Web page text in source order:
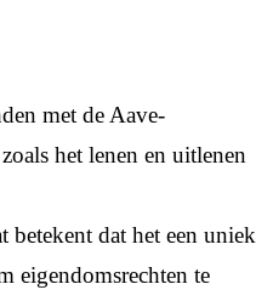
met de Aave-
het lenen en uitlenen
dat het een uniek
eigendomsrechten te